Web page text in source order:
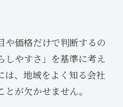
や価格だけで判断するの
しやすさ」を基準に考え
は、地域をよく知る会社
が欠かせません。